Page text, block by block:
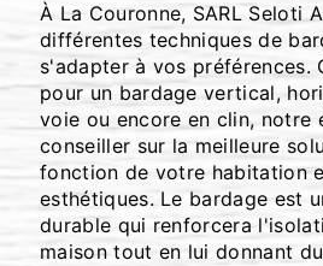
À La Couronne, SARL Seloti
différentes techniques de
s'adapter à vos préférences.
pour un bardage vertical,
voie ou encore en clin, notre
conseiller sur la meilleure
fonction de votre habitation
esthétiques. Le bardage est
durable qui renforcera
maison tout en lui donnant